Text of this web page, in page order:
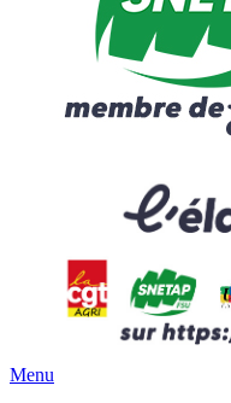
Menu